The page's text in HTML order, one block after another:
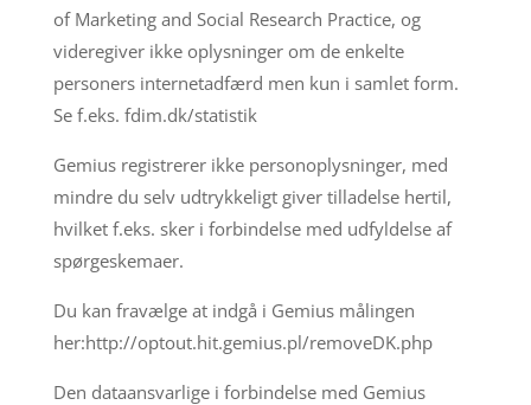
of Marketing and Social Research Practice, og
videregiver ikke oplysninger om de enkelte
personers internetadfærd men kun i samlet form.
Se f.eks. fdim.dk/statistik
Gemius registrerer ikke personoplysninger, med
mindre du selv udtrykkeligt giver tilladelse hertil,
hvilket f.eks. sker i forbindelse med udfyldelse af
spørgeskemaer.
Du kan fravælge at indgå i Gemius målingen
her:http://optout.hit.gemius.pl/removeDK.php
Den dataansvarlige i forbindelse med Gemius